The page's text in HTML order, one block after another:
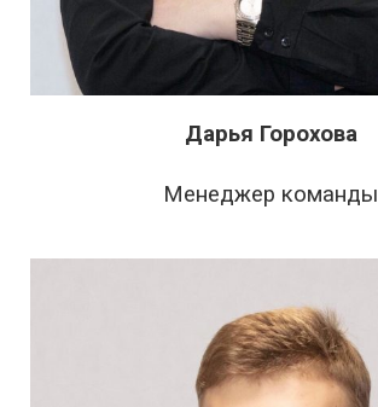
Дарья Горохова
Менеджер команды